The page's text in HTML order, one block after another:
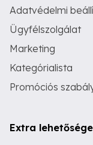
Adatvédelmi
Ügyfélszolgálat
Marketing
Kategórialista
Promóciós
Extra